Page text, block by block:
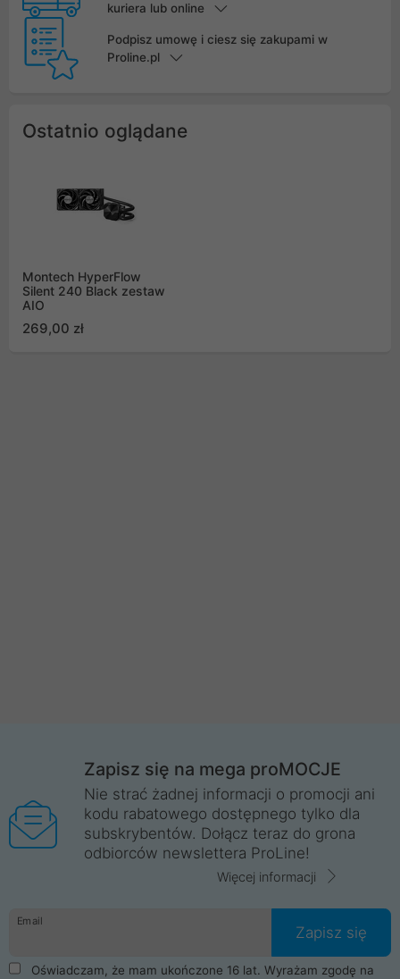
kuriera lub online
Podpisz umowę i ciesz się zakupami w
Proline.pl
Ostatnio oglądane
Montech HyperFlow
Silent 240 Black zestaw
AIO
269,00 zł
Zapisz się na mega proMOCJE
Nie strać żadnej informacji o promocji ani
kodu rabatowego dostępnego tylko dla
subskrybentów. Dołącz teraz do grona
odbiorców newslettera ProLine!
Więcej informacji
Email
Zapisz się
Oświadczam, że mam ukończone 16 lat. Wyrażam zgodę na